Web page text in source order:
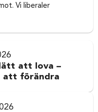
Vi liberaler
att lova –
att förändra